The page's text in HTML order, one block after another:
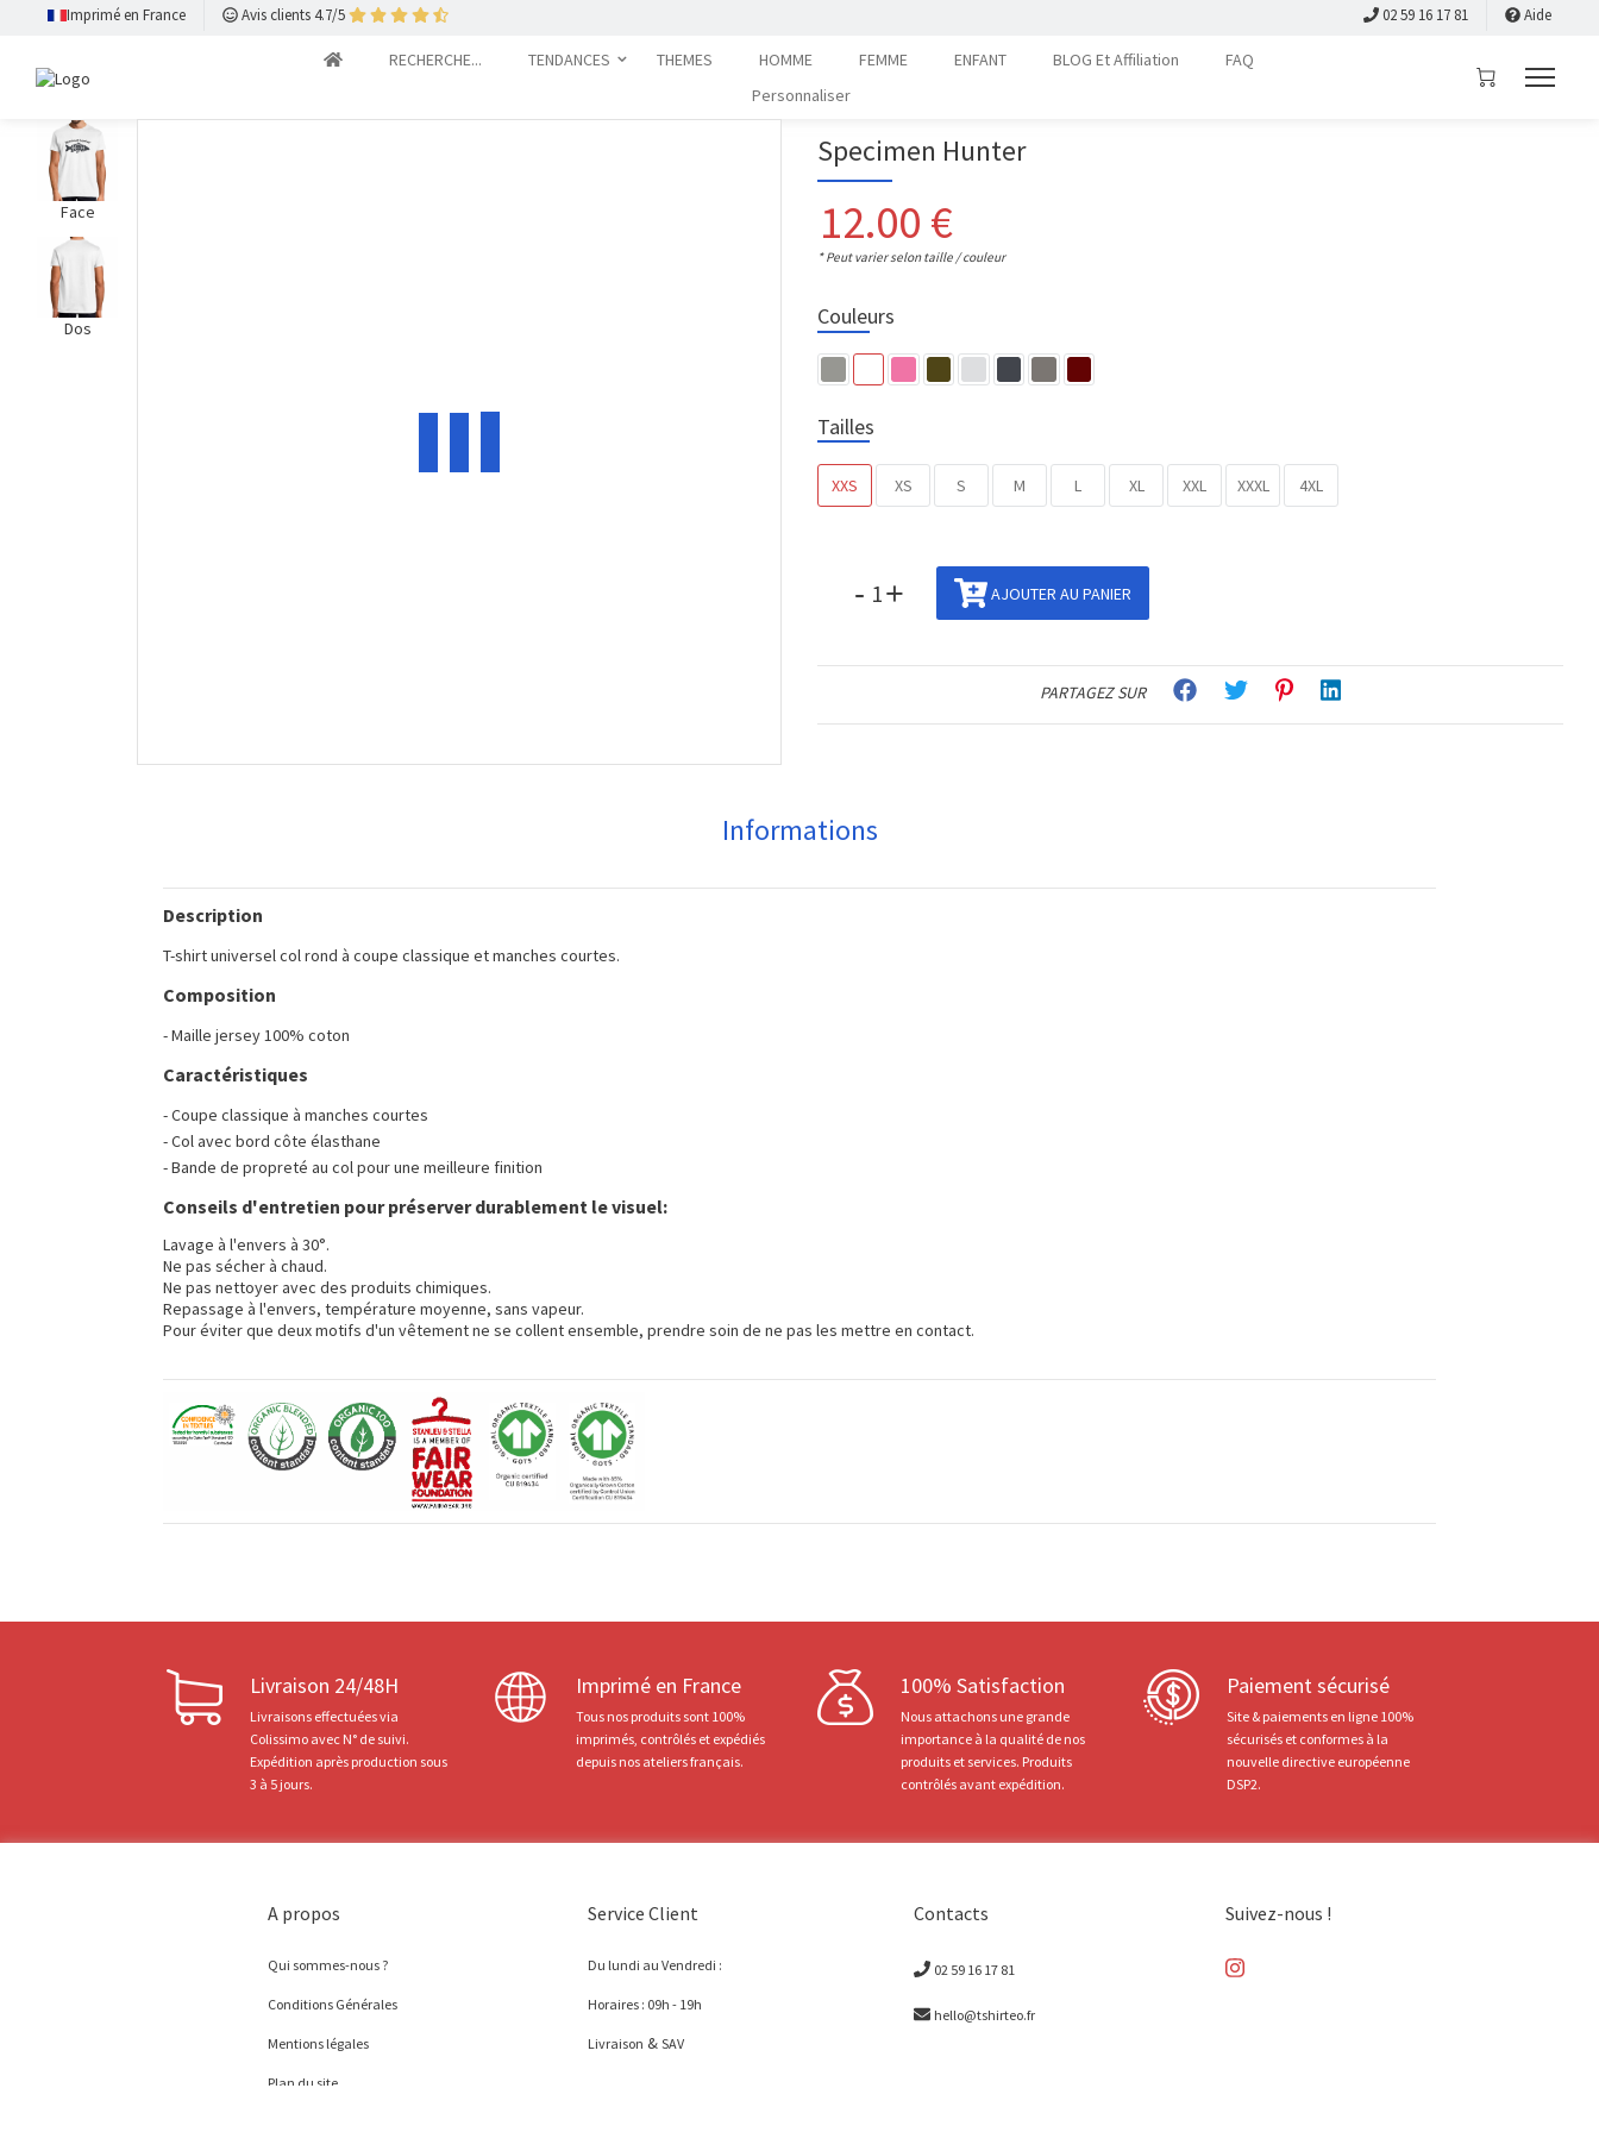
Imprimé en France Avis clients 4.7/5 02 59 16 17 81 Aide
RECHERCHE... TENDANCES THEMES HOMME FEMME ENFANT BLOG Et Affiliation
FAQ
Personnaliser
Face
Dos
Specimen Hunter
12.00 €
* Peut varier selon taille / couleur
Couleurs
Tailles
XXS XS S M L XL XXL XXXL 4XL
- + AJOUTER AU PANIER
PARTAGEZ SUR
Informations
Description
T-shirt universel col rond à coupe classique et manches courtes.
Composition
- Maille jersey 100% coton
Caractéristiques
- Coupe classique à manches courtes
- Col avec bord côte élasthane
- Bande de propreté au col pour une meilleure finition
Conseils d'entretien pour préserver durablement le visuel:
Lavage à l'envers à 30°.
Ne pas sécher à chaud.
Ne pas nettoyer avec des produits chimiques.
Repassage à l'envers, température moyenne, sans vapeur.
Pour éviter que deux motifs d'un vêtement ne se collent ensemble, prendre soin de ne pas les mettre en contact.
Livraison 24/48H
Livraisons effectuées via
Colissimo avec N° de suivi.
Expédition après production sous
3 à 5 jours.
Imprimé en France
Tous nos produits sont 100%
imprimés, contrôlés et expédiés
depuis nos ateliers français.
100% Satisfaction
Nous attachons une grande
importance à la qualité de nos
produits et services. Produits
contrôlés avant expédition.
Paiement sécurisé
Site & paiements en ligne 100%
sécurisés et conformes à la
nouvelle directive européenne
DSP2.
A propos
Qui sommes-nous ?
Conditions Générales
Mentions légales
Plan du site
Service Client
Du lundi au Vendredi :
Horaires : 09h - 19h
Livraison &SAV
Contacts
02 59 16 17 81
hello@tshirteo.fr
Suivez-nous !